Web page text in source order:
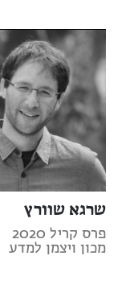
שרגא שוורץ
פרס קריל 2020
מכון ויצמן למדע